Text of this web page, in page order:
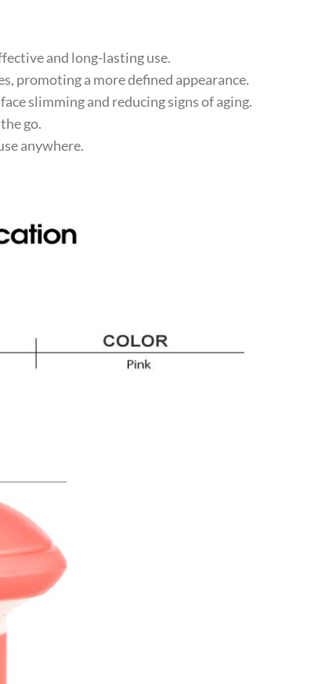
and long-lasting use.
promoting a more defined appearance.
slimming and reducing signs of aging.
go.
anywhere.